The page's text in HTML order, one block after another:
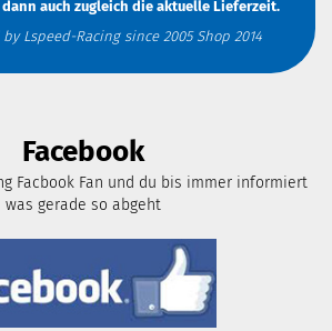
auch zugleich die aktuelle Lieferzeit.
Lspeed-Racing since 2005 Shop 2014
Facebook
Facbook Fan und du bis immer informiert
was gerade so abgeht